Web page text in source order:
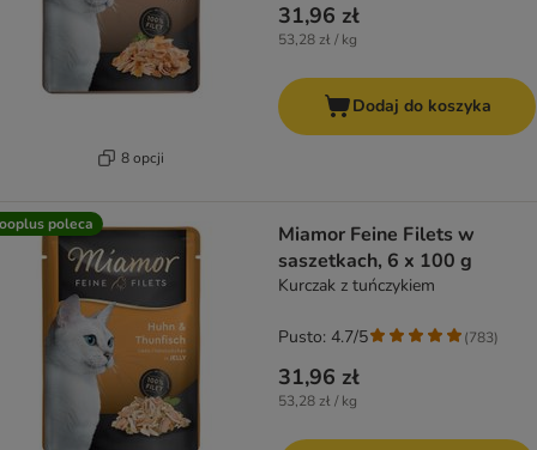
8 opcji
31,96 zł
53,28 zł / kg
Dodaj do koszyka
poleca
Miamor Feine Filets w
saszetkach, 6 x 100 g
Kurczak z tuńczykiem
31,96 zł
53,28 zł / kg
Pusto: 4.7/5 (783)